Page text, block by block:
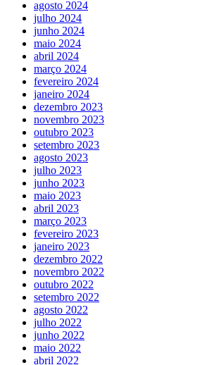
agosto 2024
julho 2024
junho 2024
maio 2024
abril 2024
março 2024
fevereiro 2024
janeiro 2024
dezembro 2023
novembro 2023
outubro 2023
setembro 2023
agosto 2023
julho 2023
junho 2023
maio 2023
abril 2023
março 2023
fevereiro 2023
janeiro 2023
dezembro 2022
novembro 2022
outubro 2022
setembro 2022
agosto 2022
julho 2022
junho 2022
maio 2022
abril 2022